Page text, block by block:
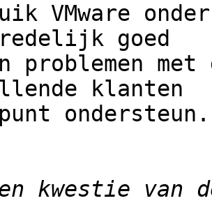
VMware
goed
met
klanten
ondersteun.
kwestie van